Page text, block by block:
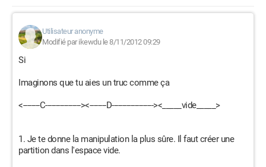
Utilisateur anonyme
Modifié par ikewdu le 8/11/2012 09:29
Si
Imaginons que tu aies un truc comme ça
<--------C-----------------><--------D--------------------><_____vide_____>
1. Je te donne la manipulation la plus sûre. Il faut créer une
partition dans l'espace vide.